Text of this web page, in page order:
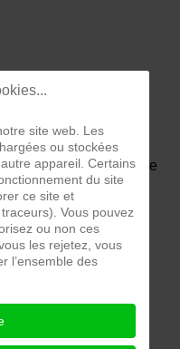
Une gaine de sertissage
pour réaliser des
connexions électriques
entre deux fils par
sertissage de ceux-ci
site web. Les
ou stockées
appareil. Certains
du site
ce site et
Vous pouvez
ou non ces
les rejetez, vous
l’ensemble des